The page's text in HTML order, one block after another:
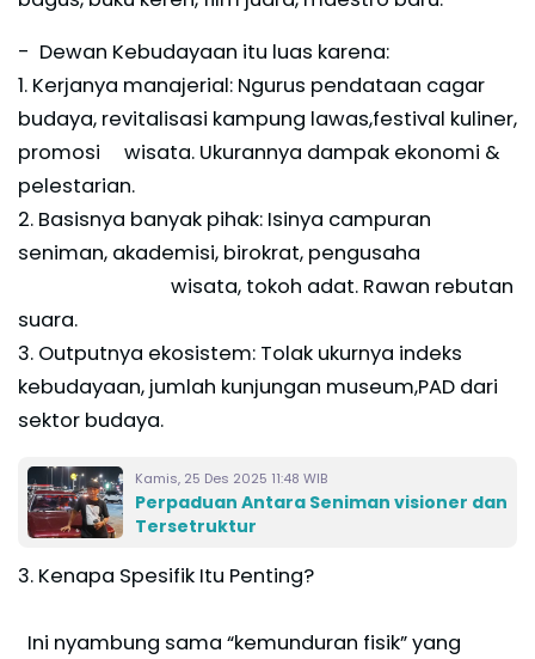
- Dewan Kebudayaan itu luas karena:
1. Kerjanya manajerial: Ngurus pendataan cagar
budaya, revitalisasi kampung lawas,festival kuliner,
promosi wisata. Ukurannya dampak ekonomi &
pelestarian.
2. Basisnya banyak pihak: Isinya campuran
seniman, akademisi, birokrat, pengusaha
wisata, tokoh adat. Rawan rebutan
suara.
3. Outputnya ekosistem: Tolak ukurnya indeks
kebudayaan, jumlah kunjungan museum,PAD dari
sektor budaya.
Kamis, 25 Des 2025 11:48 WIB
Perpaduan Antara Seniman visioner dan
Tersetruktur
3. Kenapa Spesifik Itu Penting?
Ini nyambung sama “kemunduran fisik” yang